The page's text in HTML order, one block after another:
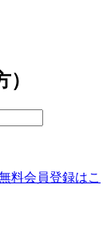
料会員登録はこ